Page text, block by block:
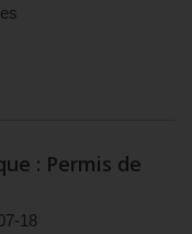
: Permis de
18